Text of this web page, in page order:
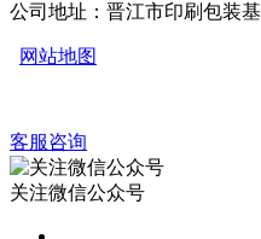
公司地址：晋江市印刷包装
网站地图
客服咨询
关注微信公众号